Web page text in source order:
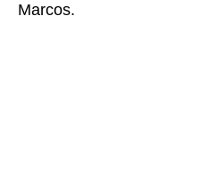
Marcos.